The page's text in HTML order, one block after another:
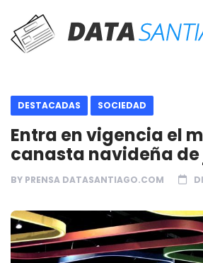
DESTACADAS SOCIEDAD
Entra en vigencia el
canasta navideña
BY PRENSA DATASANTIAGO.COM